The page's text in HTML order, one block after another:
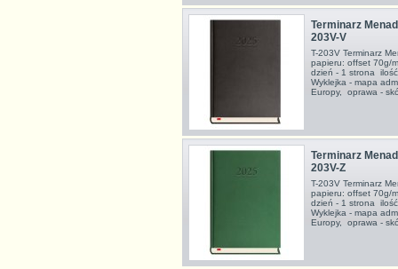
Terminarz
203V-V
T-203V Terminarz
papieru: offset 70g/
dzień - 1 strona
Wyklejka - mapa
Europy, oprawa -
Terminarz
203V-Z
T-203V Terminarz
papieru: offset 70g/
dzień - 1 strona
Wyklejka - mapa
Europy, oprawa -